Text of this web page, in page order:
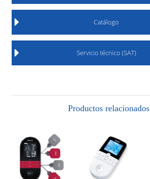
Catálogo
Servicio técnico (SAT)
Productos relacionados